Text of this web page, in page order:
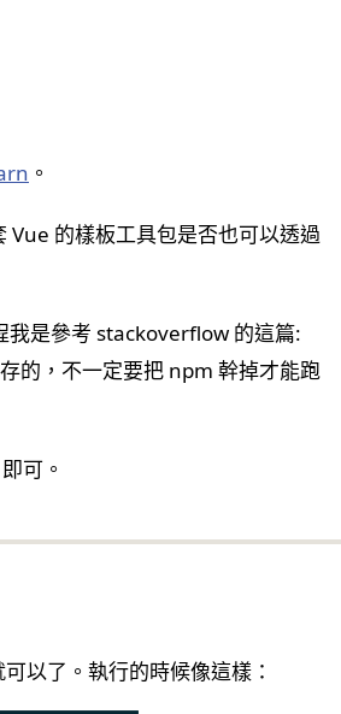
。
Vue 的樣板工具包是否也可以透過
我是參考 stackoverflow 的這篇:
的，不一定要把 npm 幹掉才能跑
即可。
可以了。執行的時候像這樣：